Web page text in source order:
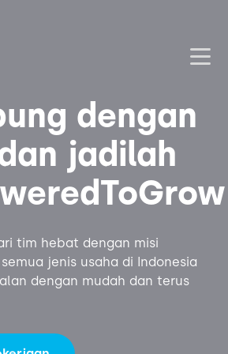
dengan
jadilah
tim hebat dengan misi
jenis usaha di Indonesia
dengan mudah dan terus